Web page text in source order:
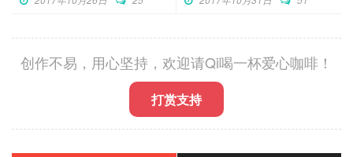
创作不易，用心坚持，欢迎请Qi喝一杯爱心咖啡！
打赏支持